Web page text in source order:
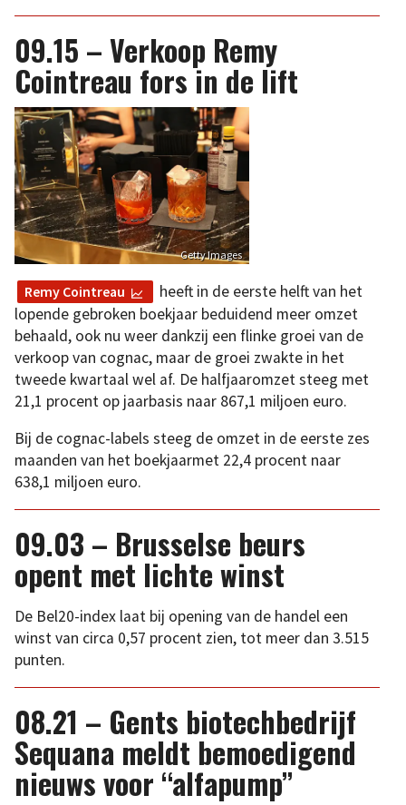
09.15 – Verkoop Remy
Cointreau fors in de lift
Getty Images
Remy Cointreau
heeft in de eerste helft van het
lopende gebroken boekjaar beduidend meer omzet
behaald, ook nu weer dankzij een flinke groei van de
verkoop van cognac, maar de groei zwakte in het
tweede kwartaal wel af. De halfjaaromzet steeg met
21,1 procent op jaarbasis naar 867,1 miljoen euro.
Bij de cognac-labels steeg de omzet in de eerste zes
maanden van het boekjaarmet 22,4 procent naar
638,1 miljoen euro.
09.03 – Brusselse beurs
opent met lichte winst
De Bel20-index laat bij opening van de handel een
winst van circa 0,57 procent zien, tot meer dan 3.515
punten.
08.21 – Gents biotechbedrijf
Sequana meldt bemoedigend
nieuws voor “alfapump”